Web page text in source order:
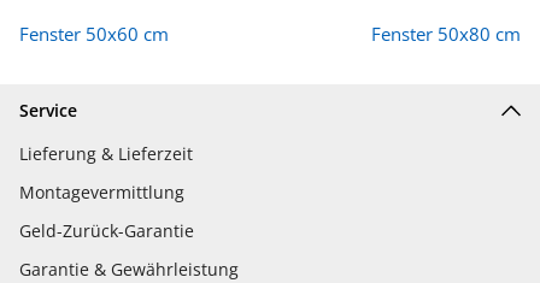
Fenster 50x60 cm Fenster 50x80 cm
Service
Lieferung & Lieferzeit
Montagevermittlung
Geld-Zurück-Garantie
Garantie & Gewährleistung